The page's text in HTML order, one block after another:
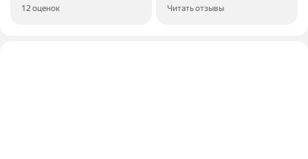
12 оценок Читать отзывы